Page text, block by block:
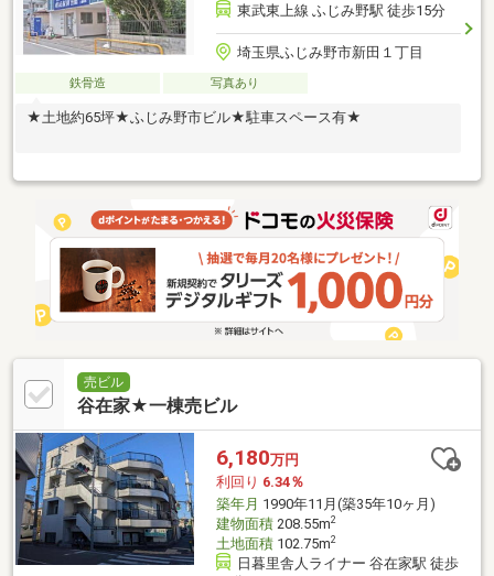
東武東上線 ふじみ野駅 徒歩15分
埼玉県ふじみ野市新田１丁目
鉄骨造 写真あり
★土地約65坪★ふじみ野市ビル★駐車スペース有★
売ビル
谷在家★一棟売ビル
6,180万円
利回り 6.34％
築年月 1990年11月(築35年10ヶ月)
建物面積208.55m2
土地面積102.75m2
日暮里舎人ライナー 谷在家駅 徒歩